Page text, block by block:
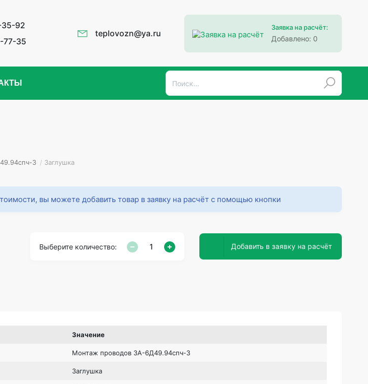
35-92
77-35
teplovozn@ya.ru
Заявка на расчёт:
Добавлено: 0
3 / Заглушка
вы можете добавить товар в заявку на расчёт с помощью кнопки
Выберите количество: Добавить в заявку на расчёт
Значение
Монтаж проводов 3А-6Д49.94спч-3
Заглушка